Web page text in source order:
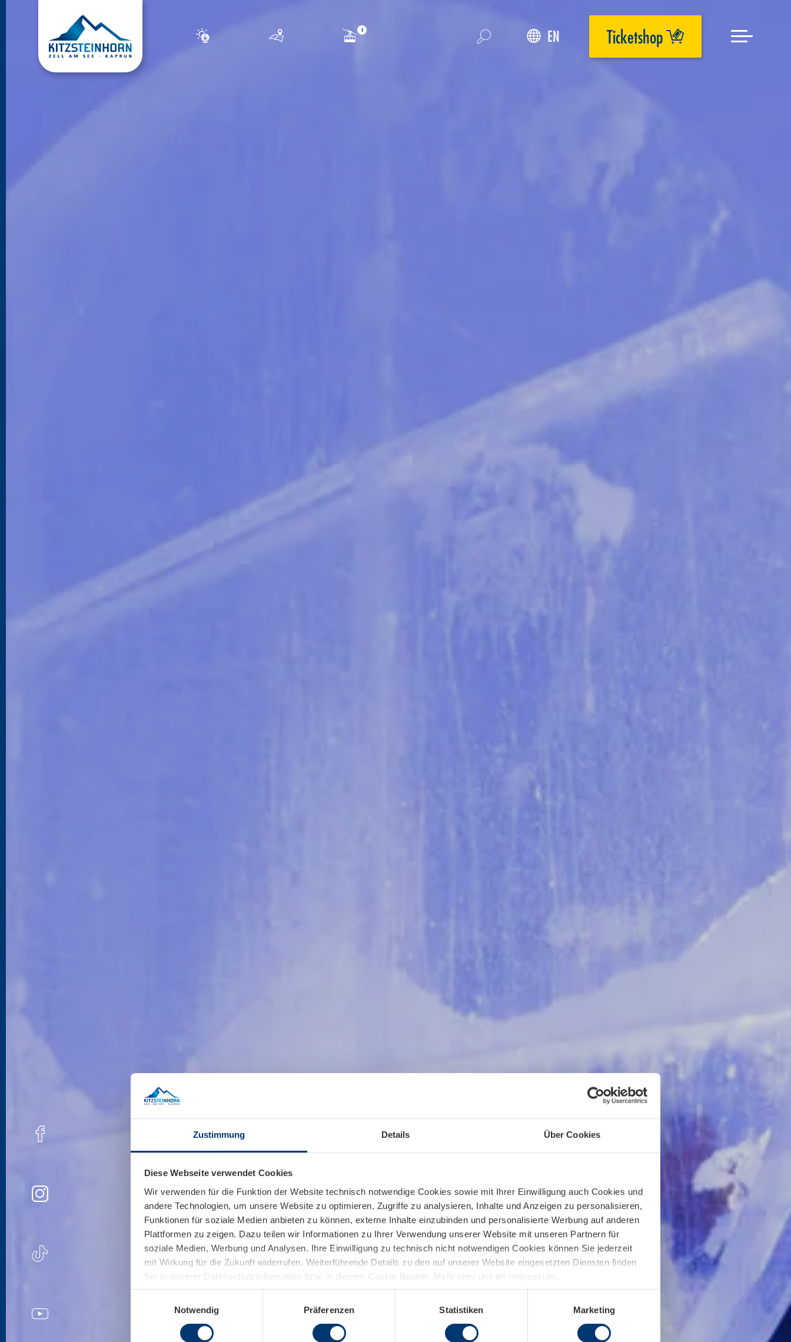
Zustimmung Details Über Cookies
Diese Webseite verwendet Cookies
Wir verwenden für die Funktion der Website technisch notwendige Cookies sowie mit Ihrer Einwilligung auch Cookies und
andere Technologien, um unsere Website zu optimieren, Zugriffe zu analysieren, Inhalte und Anzeigen zu personalisieren,
Funktionen für soziale Medien anbieten zu können, externe Inhalte einzubinden und personalisierte Werbung auf anderen
Plattformen zu zeigen. Dazu teilen wir Informationen zu Ihrer Verwendung unserer Website mit unseren Partnern für
soziale Medien, Werbung und Analysen. Ihre Einwilligung zu technisch nicht notwendigen Cookies können Sie jederzeit
mit Wirkung für die Zukunft widerrufen. Weiterführende Details zu den auf unserer Website eingesetzten Diensten finden
Sie in unserer Datenschutzinformation bzw. in diesem Cookie Banner. Mehr über uns im Impressum.
Notwendig
Präferenzen Statistiken Marketing
EN Ticketshop